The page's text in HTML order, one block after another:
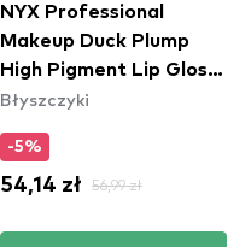
NYX Professional
Makeup Duck Plump
High Pigment Lip Gloss
- Wine Not (DPLL16)
Błyszczyki
-5%
54,14 zł 56,99 zł